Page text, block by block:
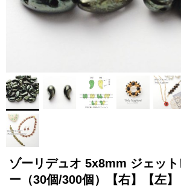
ゾーリデュオ 5x8mm ジェッ
ー（30個/300個）【右】【左】